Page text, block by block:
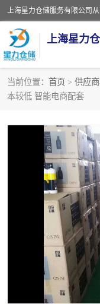
上海星力
当前位置： 首页 > 供应
本较低 智能电商配套
上海仓库对外出租
上海仓储配送
上海仓库代运营
上海第三方仓储
上海托管仓库